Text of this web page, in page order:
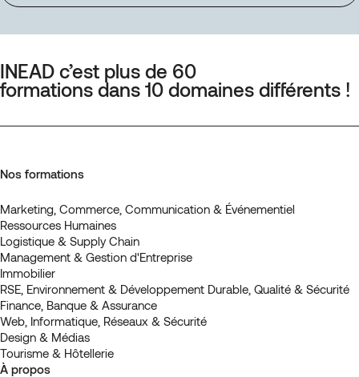
INEAD c’est plus de 60
formations dans 10 domaines différents !
Nos formations
Marketing, Commerce, Communication & Événementiel
Ressources Humaines
Logistique & Supply Chain
Management & Gestion d'Entreprise
Immobilier
RSE, Environnement & Développement Durable, Qualité & Sécurité
Finance, Banque & Assurance
Web, Informatique, Réseaux & Sécurité
Design & Médias
Tourisme & Hôtellerie
À propos